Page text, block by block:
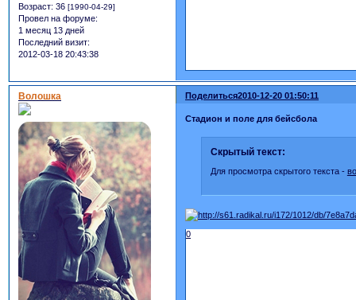
Возраст: 36 [1990-04-29]
Провел на форуме:
1 месяц 13 дней
Последний визит:
2012-03-18 20:43:38
Поделиться2010-12-20 01:50:11
Волошка
Стадион и поле для бейсбола
Скрытый текст:
Для просмотра скрытого текста -
0